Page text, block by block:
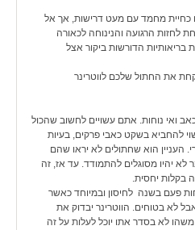
כחיית מחמד עם מעט דרישות, אך אל
הרגועה והנינוחה לכאורה
הדורשות ביקור אצל
ואי נוחות. אתם עשויים לחשוב שהכול
להחביא בשקט כאבי פרקים, בעיות
העניין הוא שחתולים לא יראו שהם
יהיו מסוגלים להתמודד. עד אז, זה
בקלות יחסית.
פעם בשנה לחיסון ובמיוחד כאשר
לא בטוחים. הווטרינר יבדוק את
לא בסדר אתו יוכל לעלות על זה